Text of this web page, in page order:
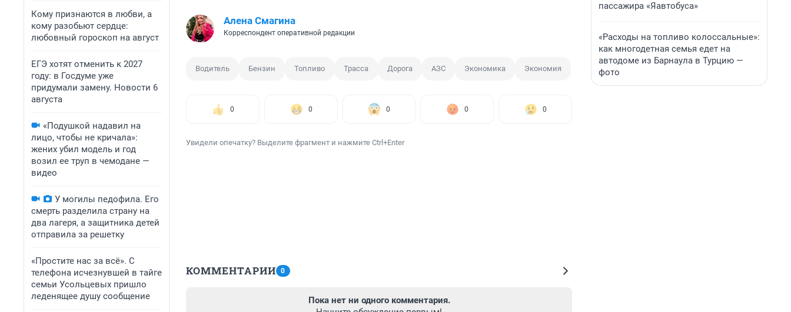
Кому признаются в любви, а
кому разобьют сердце:
любовный гороскоп на август
ЕГЭ хотят отменить к 2027
году: в Госдуме уже
придумали замену. Новости 6
августа
«Подушкой надавил на
лицо, чтобы не кричала»:
жених убил модель и год
возил ее труп в чемодане —
видео
У могилы педофила. Его
смерть разделила страну на
два лагеря, а защитника детей
отправила за решетку
«Простите нас за всё». С
телефона исчезнувшей в тайге
семьи Усольцевых пришло
леденящее душу сообщение
Алена Смагина
Корреспондент оперативной редакции
Водитель Бензин Топливо Трасса Дорога АЗС Экономика Экономия
0 0 0 0 0
Увидели опечатку? Выделите фрагмент и нажмите Ctrl+Enter
КОММЕНТАРИИ 0
Пока нет ни одного комментария.
пассажира «Яавтобуса»
«Расходы на топливо колоссальные»:
как многодетная семья едет на
автодоме из Барнаула в Турцию —
фото